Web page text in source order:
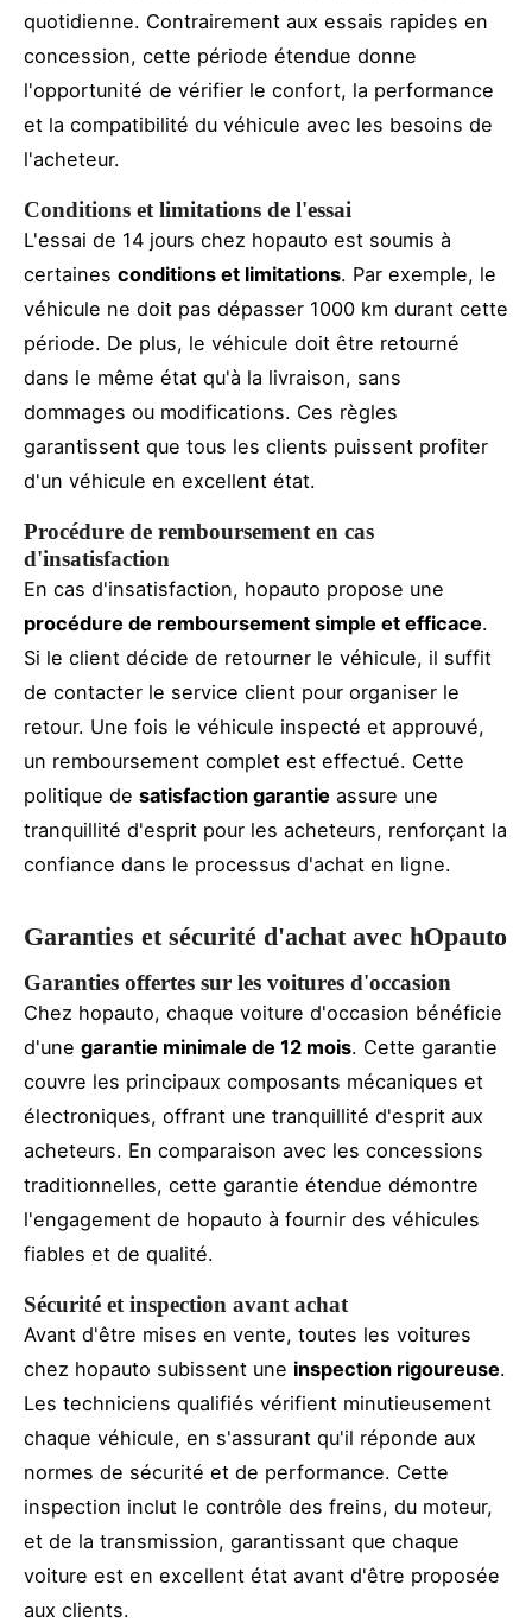
quotidienne. Contrairement aux essais rapides en
concession, cette période étendue donne
l'opportunité de vérifier le confort, la performance
et la compatibilité du véhicule avec les besoins de
l'acheteur.
Conditions et limitations de l'essai
L'essai de 14 jours chez hopauto est soumis à
certaines conditions et limitations. Par exemple, le
véhicule ne doit pas dépasser 1000 km durant cette
période. De plus, le véhicule doit être retourné
dans le même état qu'à la livraison, sans
dommages ou modifications. Ces règles
garantissent que tous les clients puissent profiter
d'un véhicule en excellent état.
Procédure de remboursement en cas
d'insatisfaction
En cas d'insatisfaction, hopauto propose une
procédure de remboursement simple et efficace.
Si le client décide de retourner le véhicule, il suffit
de contacter le service client pour organiser le
retour. Une fois le véhicule inspecté et approuvé,
un remboursement complet est effectué. Cette
politique de satisfaction garantie assure une
tranquillité d'esprit pour les acheteurs, renforçant la
confiance dans le processus d'achat en ligne.
Garanties et sécurité d'achat avec hOpauto
Garanties offertes sur les voitures d'occasion
Chez hopauto, chaque voiture d'occasion bénéficie
d'une garantie minimale de 12 mois. Cette garantie
couvre les principaux composants mécaniques et
électroniques, offrant une tranquillité d'esprit aux
acheteurs. En comparaison avec les concessions
traditionnelles, cette garantie étendue démontre
l'engagement de hopauto à fournir des véhicules
fiables et de qualité.
Sécurité et inspection avant achat
Avant d'être mises en vente, toutes les voitures
chez hopauto subissent une inspection rigoureuse.
Les techniciens qualifiés vérifient minutieusement
chaque véhicule, en s'assurant qu'il réponde aux
normes de sécurité et de performance. Cette
inspection inclut le contrôle des freins, du moteur,
et de la transmission, garantissant que chaque
voiture est en excellent état avant d'être proposée
aux clients.